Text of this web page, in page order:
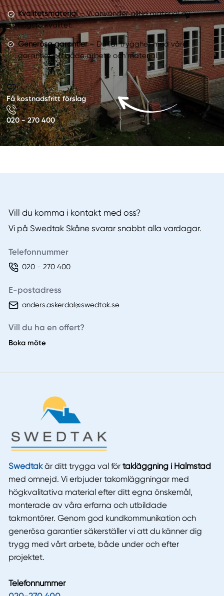
Kvalitetsmaterial– Vi använder alltid material av
högsta kvalitet.
Generösa garantier– Du får trygghet med våra
garantier på både arbete och material.
Få kostnadsfritt förslag
020 - 270 400
Vill du komma i kontakt med oss?
Vi på Swedtak Skåne svarar snabbt alla vardagar.
Telefonnummer
020 - 270 400
E-postadress
anders.askerdal@swedtak.se
Vill du ha en offert?
Boka möte
Swedtakär ditt trygga val för takläggning i Halmstad
med omnejd. Vi erbjuder takomläggningar med
högkvalitativa material efter ditt egna önskemål,
monterade av våra erfarna och utbildade
takmontörer. Genom god kundkommunikation och
generösa garantier säkerställer vi att du känner dig
trygg med vårt arbete, både under och efter
projektet.
Telefonnummer